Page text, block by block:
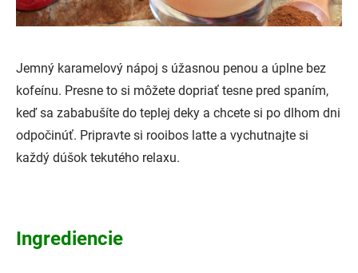
Jemný karamelový nápoj s úžasnou penou a úplne bez
kofeínu. Presne to si môžete dopriať tesne pred spaním,
keď sa zababušíte do teplej deky a chcete si po dlhom dni
odpočinúť. Pripravte si rooibos latte a vychutnajte si
každý dúšok tekutého relaxu.
Ingrediencie